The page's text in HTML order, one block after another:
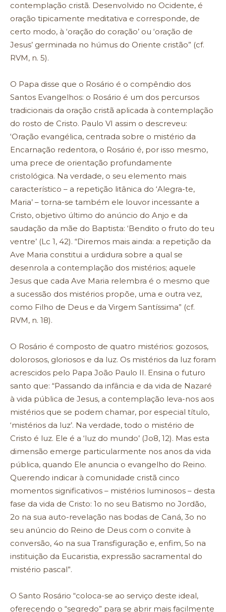
contemplação cristã. Desenvolvido no Ocidente, é
oração tipicamente meditativa e corresponde, de
certo modo, à ‘oração do coração’ ou ‘oração de
Jesus’ germinada no húmus do Oriente cristão” (cf.
RVM, n. 5).
O Papa disse que o Rosário é o compêndio dos
Santos Evangelhos: o Rosário é um dos percursos
tradicionais da oração cristã aplicada à contemplação
do rosto de Cristo. Paulo VI assim o descreveu:
‘Oração evangélica, centrada sobre o mistério da
Encarnação redentora, o Rosário é, por isso mesmo,
uma prece de orientação profundamente
cristológica. Na verdade, o seu elemento mais
característico – a repetição litânica do ‘Alegra-te,
Maria’ – torna-se também ele louvor incessante a
Cristo, objetivo último do anúncio do Anjo e da
saudação da mãe do Baptista: ‘Bendito o fruto do teu
ventre’ (Lc 1, 42). “Diremos mais ainda: a repetição da
Ave Maria constitui a urdidura sobre a qual se
desenrola a contemplação dos mistérios; aquele
Jesus que cada Ave Maria relembra é o mesmo que
a sucessão dos mistérios propõe, uma e outra vez,
como Filho de Deus e da Virgem Santíssima” (cf.
RVM, n. 18).
O Rosário é composto de quatro mistérios: gozosos,
dolorosos, gloriosos e da luz. Os mistérios da luz foram
acrescidos pelo Papa João Paulo II. Ensina o futuro
santo que: “Passando da infância e da vida de Nazaré
à vida pública de Jesus, a contemplação leva-nos aos
mistérios que se podem chamar, por especial título,
‘mistérios da luz’. Na verdade, todo o mistério de
Cristo é luz. Ele é a ‘luz do mundo’ (Jo8, 12). Mas esta
dimensão emerge particularmente nos anos da vida
pública, quando Ele anuncia o evangelho do Reino.
Querendo indicar à comunidade cristã cinco
momentos significativos – mistérios luminosos – desta
fase da vida de Cristo: 1o no seu Batismo no Jordão,
2o na sua auto-revelação nas bodas de Caná, 3o no
seu anúncio do Reino de Deus com o convite à
conversão, 4o na sua Transfiguração e, enfim, 5o na
instituição da Eucaristia, expressão sacramental do
mistério pascal”.
O Santo Rosário “coloca-se ao serviço deste ideal,
oferecendo o “segredo” para se abrir mais facilmente